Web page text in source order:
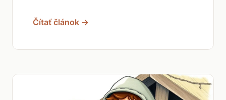
Čítať článok →